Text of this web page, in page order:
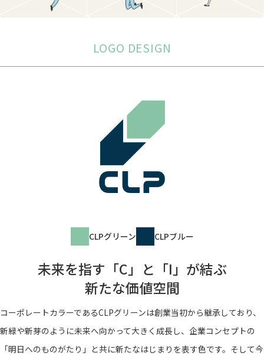
LOGO DESIGN
CLPグリーン CLPブルー
未来を指す「C」と「I」が結ぶ
新たな価値空間
コーポレートカラーであるCLPグリーンは創業当初から継承しており、
新緑や新芽のように未来へ向かって大きく成長し、企業コンセプトの
「明日へのものがたり」と共に新たなはじまりを表す色です。そして今